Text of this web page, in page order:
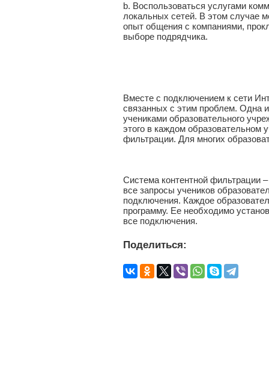
b. Воспользоваться услугами
локальных сетей. В этом случае
опыт общения с компаниями,
выборе подрядчика.
Вместе с подключением к сети
связанных с этим проблем. Одна
учениками образовательного
этого в каждом образовательном
фильтрации. Для многих
Система контентной фильтрации
все запросы учеников
подключения. Каждое
программу. Ее необходимо
все подключения.
Поделиться: